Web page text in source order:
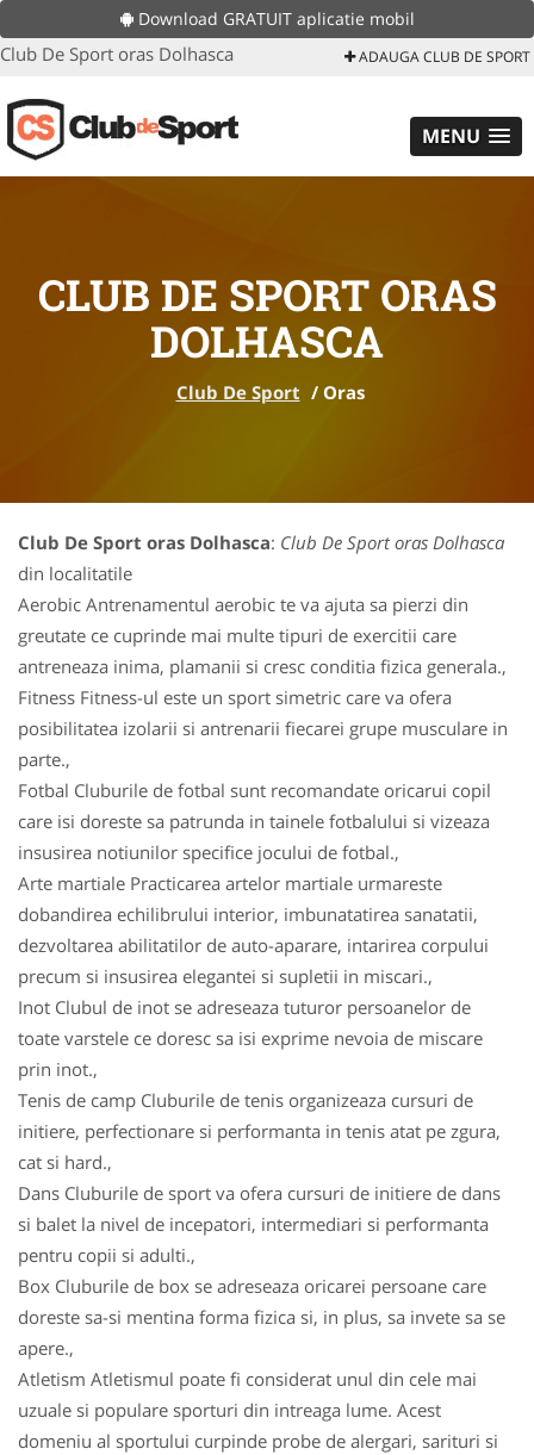
Download GRATUIT aplicatie mobil
Club De Sport oras Dolhasca ADAUGA CLUB DE SPORT
MENU
CLUB DE SPORT ORAS
DOLHASCA
Club De Sport / Oras
Club De Sport oras Dolhasca: Club De Sport oras Dolhasca
din localitatile
Aerobic Antrenamentul aerobic te va ajuta sa pierzi din
greutate ce cuprinde mai multe tipuri de exercitii care
antreneaza inima, plamanii si cresc conditia fizica generala.,
Fitness Fitness-ul este un sport simetric care va ofera
posibilitatea izolarii si antrenarii fiecarei grupe musculare in
parte.,
Fotbal Cluburile de fotbal sunt recomandate oricarui copil
care isi doreste sa patrunda in tainele fotbalului si vizeaza
insusirea notiunilor specifice jocului de fotbal.,
Arte martiale Practicarea artelor martiale urmareste
dobandirea echilibrului interior, imbunatatirea sanatatii,
dezvoltarea abilitatilor de auto-aparare, intarirea corpului
precum si insusirea elegantei si supletii in miscari.,
Inot Clubul de inot se adreseaza tuturor persoanelor de
toate varstele ce doresc sa isi exprime nevoia de miscare
prin inot.,
Tenis de camp Cluburile de tenis organizeaza cursuri de
initiere, perfectionare si performanta in tenis atat pe zgura,
cat si hard.,
Dans Cluburile de sport va ofera cursuri de initiere de dans
si balet la nivel de incepatori, intermediari si performanta
pentru copii si adulti.,
Box Cluburile de box se adreseaza oricarei persoane care
doreste sa-si mentina forma fizica si, in plus, sa invete sa se
apere.,
Atletism Atletismul poate fi considerat unul din cele mai
uzuale si populare sporturi din intreaga lume. Acest
domeniu al sportului curpinde probe de alergari, sarituri si